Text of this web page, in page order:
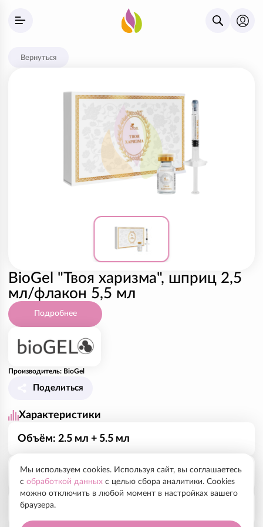
Вернуться
BioGel "Твоя харизма", шприц 2,5
мл/флакон 5,5 мл
Подробнее
Производитель: BioGel
Поделиться
Характеристики
Объём: 2.5 мл + 5.5 мл
Рекомендованный курс, показания
Революционное сочетание самых актуальных
достижений в области исследований теломеразной
Способ применения
Мы используем cookies. Используя сайт, вы соглашаетесь
с обработкой данных с целью сбора аналитики. Cookies
можно отключить в любой момент в настройках вашего
браузера.